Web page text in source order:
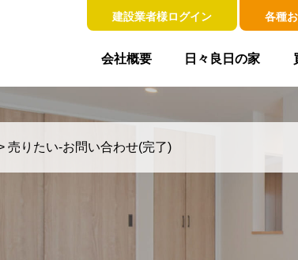
建設業者様ログイン 各種
会社概要 日々良日の家
売りたい-お問い合わせ(完了)